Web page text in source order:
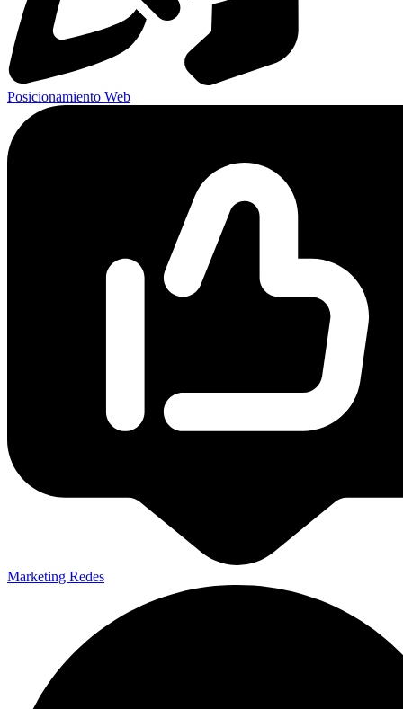
Posicionamiento Web
Marketing Redes